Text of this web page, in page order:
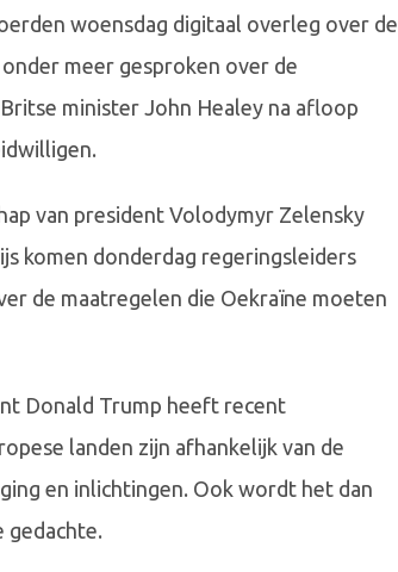
woensdag digitaal overleg over de
meer gesproken over de
minister John Healey na afloop
van president Volodymyr Zelensky
komen donderdag regeringsleiders
de maatregelen die Oekraïne moeten
Donald Trump heeft recent
landen zijn afhankelijk van de
en inlichtingen. Ook wordt het dan
gedachte.